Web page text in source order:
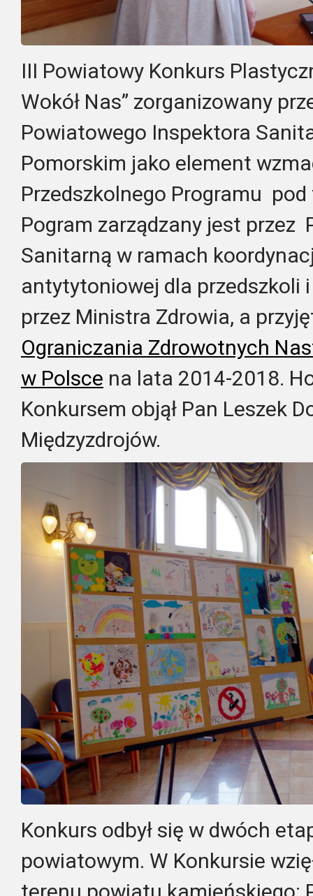
III Powiatowy Konkurs
Wokół Nas” zorganizowany
Powiatowego Inspektora
Pomorskim jako element
Przedszkolnego Programu
Pogram zarządzany jest przez
Sanitarną w ramach
antytytoniowej dla przedszkoli i
przez Ministra Zdrowia, a
Ograniczania Zdrowotnych
w Polsce na lata 2014-2018.
Konkursem objął Pan Leszek
Międzyzdrojów.
Konkurs odbył się w dwóch
powiatowym. W Konkursie